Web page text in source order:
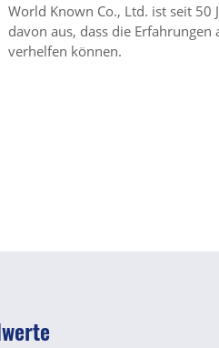
World Known Co., Ltd. ist seit
davon aus, dass die
verhelfen können.